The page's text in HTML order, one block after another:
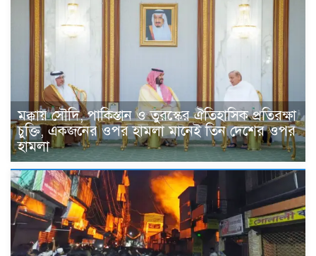
মক্কায় সৌদি, পাকিস্তান ও তুরস্কের ঐতিহাসিক প্রতিরক্ষা
চুক্তি, একজনের ওপর হামলা মানেই তিন দেশের ওপর
হামলা